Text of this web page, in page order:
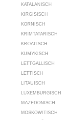
KATALANISCH
KIRGISISCH
KORNISCH
KRIMTATARISCH
KROATISCH
KUMYKISCH
LETTGALLISCH
LETTISCH
LITAUISCH
LUXEMBURGISCH
MAZEDONISCH
MOSKOWITISCH